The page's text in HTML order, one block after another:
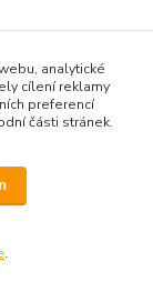
analytické
cílení reklamy
preferencí
části stránek.
.